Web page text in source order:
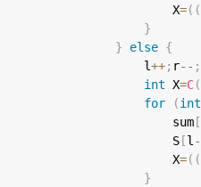
                        X
=( (
}
}
else {
                    l
++; r-- ;
int X=C(
for
(int
                        sum
[
                        S
[l -
                        X
=( (
}